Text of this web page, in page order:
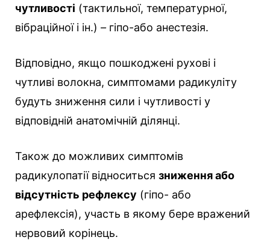
чутливості (тактильної, температурної,
вібраційної і ін.) – гіпо-або анестезія.
Відповідно, якщо пошкоджені рухові і
чутливі волокна, симптомами радикуліту
будуть зниження сили і чутливості у
відповідній анатомічній ділянці.
Також до можливих симптомів
радикулопатії відноситься зниження або
відсутність рефлексу (гіпо- або
арефлексія), участь в якому бере вражений
нервовий корінець.